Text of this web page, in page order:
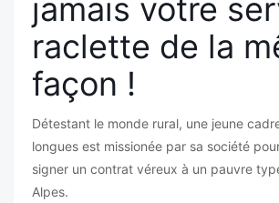
jamais votre
raclette de la
façon !
Détestant le monde rural, une jeune
longues est missionée par sa société
signer un contrat véreux à un pauvre
Alpes.